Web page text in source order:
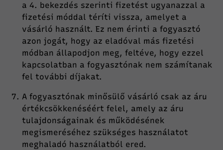
a 4. bekezdés szerinti fizetést ugyanazzal a
fizetési móddal téríti vissza, amelyet a
vásárló használt. Ez nem érinti a fogyasztó
azon jogát, hogy az eladóval más fizetési
módban állapodjon meg, feltéve, hogy ezzel
kapcsolatban a fogyasztónak nem számítanak
fel további díjakat.
A fogyasztónak minősülő vásárló csak az áru
értékcsökkenéséért felel, amely az áru
tulajdonságainak és működésének
megismeréséhez szükséges használatot
meghaladó használatból ered.